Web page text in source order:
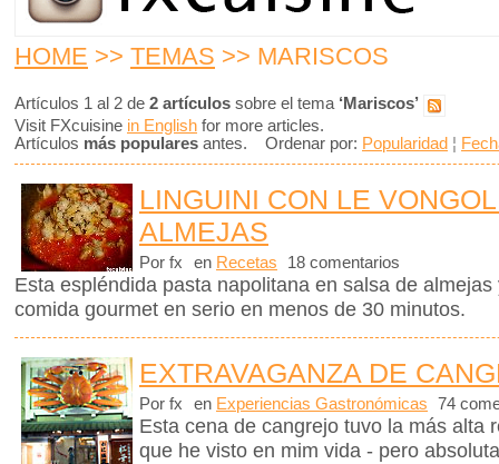
HOME >> TEMAS >> MARISCOS
Artículos 1 al 2 de 2 artículos sobre el tema ‘Mariscos’
Visit FXcuisine in English for more articles.
Artículos más populares antes. Ordenar por: Popularidad ¦
LINGUINI CON LE
ALMEJAS
Por fx en Recetas 18 comentarios
Esta espléndida pasta napolitana en salsa de
comida gourmet en serio en menos de 30 minutos.
EXTRAVAGANZA DE
Por fx en Experiencias Gastronómicas 74
Esta cena de cangrejo tuvo la más alta
que he visto en mim vida - pero